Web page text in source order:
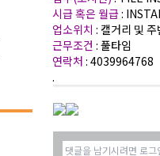
시급 혹은 월급:
업소위치: 캘거리 및
근무조건: 풀타임
연락처: 4039964768
.